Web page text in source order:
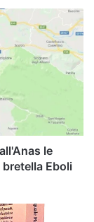
le
Eboli